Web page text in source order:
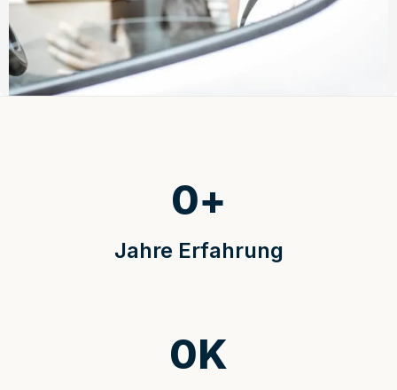
Jahre Erfahrung
0+
0K